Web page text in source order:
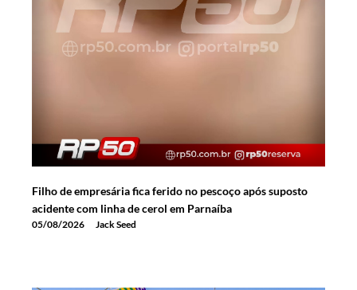
Filho de empresária fica ferido no pescoço após suposto
acidente com linha de cerol em Parnaíba
05/08/2026 Jack Seed